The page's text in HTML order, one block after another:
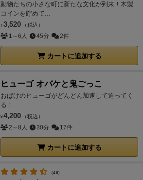
動物たちの小さな町に新たな文化が到来！木製
コインを貯めて...
¥ 3,520 （税込）
1～6人 45分 2件
カートに追加する
ヒューゴ オバケと鬼ごっこ
おばけのヒューゴがどんどん加速して迫ってく
る！
¥ 4,200 （税込）
2～8人 30分 17件
カートに追加する
（4.6）